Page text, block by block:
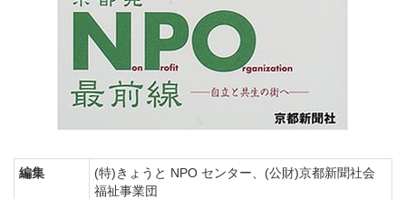
編集
(特)きょうと NPO センター、(公財)京都新聞社会
福祉事業団